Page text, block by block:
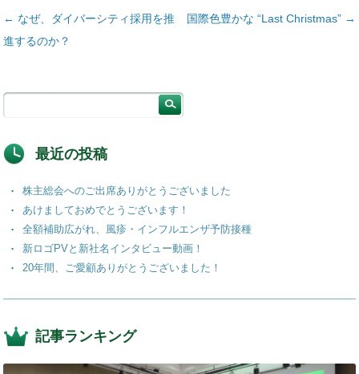
投稿ナビゲーション
← なぜ、ダイバーシティ採用を推
進するのか？
国際色豊かな “Last Christmas” →
最近の投稿
株主総会へのご出席ありがとうございました
あけましておめでとうございます！
全額補助広がれ、風疹・インフルエンザ予防接種
新ロゴPVと新社名インタビュー動画！
20年間、ご愛顧ありがとうございました！
記事ランキング